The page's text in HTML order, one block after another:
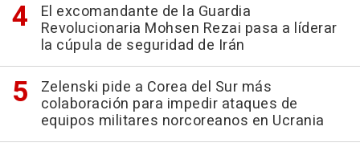
El excomandante de la Guardia
Revolucionaria Mohsen Rezai pasa a líderar
la cúpula de seguridad de Irán
Zelenski pide a Corea del Sur más
colaboración para impedir ataques de
equipos militares norcoreanos en Ucrania